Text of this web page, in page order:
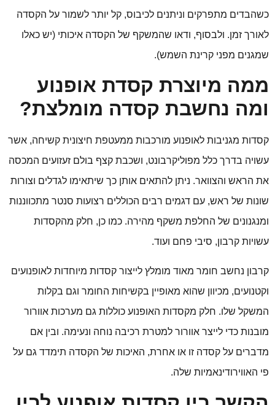
כשהבדים מתפרקים וניתנים לכיבוס, קל יותר לשמור על הקסדה
לאורך זמן. ולבסוף, ודאו שהמשקף של הקסדה איכותי (יש כאלו
שמגנים מפני קרינת השמש).
ממה מיוצרת קסדת אופנוע
ומה נחשבת קסדה מומלצת?
קסדות מגניבות לאופנוע מורכבות ממעטפת חיצונית קשיחה, אשר
עשויה בדרך כלל מפוליקרבונט, ושכבת קצף בולם זעזועים המכסה
את הראש והצוואר. ניתן להתאים אותן כך שיתאימו לגדלים וצורות
שונות של ראש, עם דגמים רבים הכוללים רצועות סנטר מתכווננות
ומנגנונים של החלפת משקף מהירה. כמו כן, חלק מהקסדות
עשויות קרבון, סיבי פחם ועוד.
קרבון נחשב חומר מאוד מומלץ לייצור קסדות מיוחדות לאופנועים
וקטנועים, מכיוון שהוא מאופיין בקשיחות החומר וגם בקלות
המשקל שלו. חלק מקסדות האופנוע כוללות גם מערכות אוורור
מובנות כדי לייצר אוורור למטרת רכיבה נוחה ונעימה. ובין אם
מדברים על קסדה זו או אחרת, האיכות של הקסדה תימדד גם על
פי האווירודינאמיות שלה.